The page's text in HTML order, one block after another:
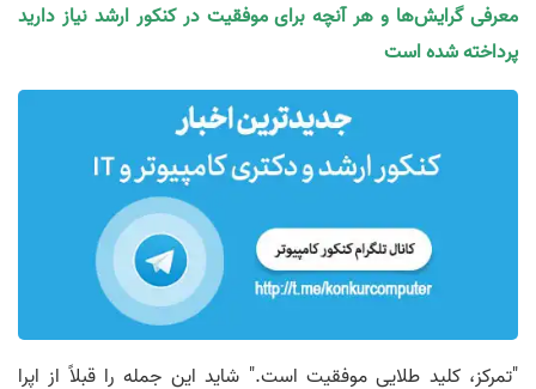
معرفی گرایش‌ها و هر آنچه برای موفقیت در کنکور ارشد نیاز دارید
پرداخته شده است
"تمرکز، کلید طلایی موفقیت است." شاید این جمله را قبلاً از اپرا